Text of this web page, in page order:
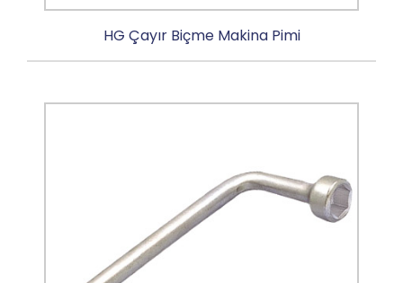
HG Çayır Biçme Makina Pimi